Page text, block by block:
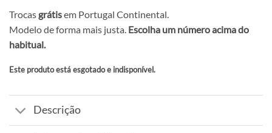
Trocas grátisem Portugal Continental.
Modelo de forma mais justa. Escolha um número acima do
habitual.
Este produto está esgotado e indisponível.
Alternative:
Descrição